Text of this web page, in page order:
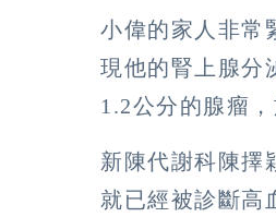
小偉的家人非常
現他的腎上腺分
1.2公分的腺瘤
新陳代謝科陳擇
就已經被診斷高